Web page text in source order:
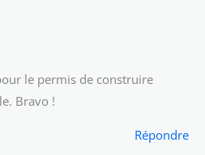
le permis de construire
Bravo !
Répondre